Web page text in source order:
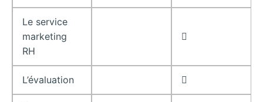
Le service
marketing
RH

L’évaluation 